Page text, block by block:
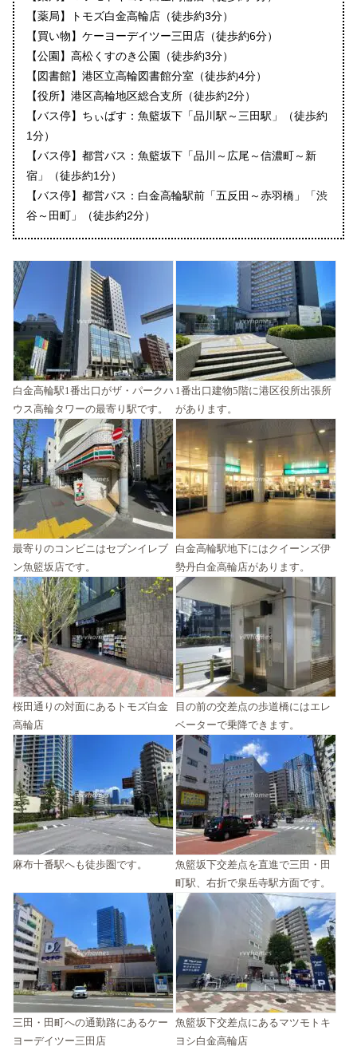
【薬局】トモズ白金高輪店（徒歩約3分）
【買い物】ケーヨーデイツー三田店（徒歩約6分）
【公園】高松くすのき公園（徒歩約3分）
【図書館】港区立高輪図書館分室（徒歩約4分）
【役所】港区高輪地区総合支所（徒歩約2分）
【バス停】ちぃばす：魚籃坂下「品川駅～三田駅」（徒歩約
1分）
【バス停】都営バス：魚籃坂下「品川～広尾～信濃町～新
宿」（徒歩約1分）
【バス停】都営バス：白金高輪駅前「五反田～赤羽橋」「渋
谷～田町」（徒歩約2分）
白金高輪駅1番出口がザ・パークハ
ウス高輪タワーの最寄り駅です。
1番出口建物5階に港区役所出張所
があります。
最寄りのコンビニはセブンイレブ
ン魚籃坂店です。
白金高輪駅地下にはクイーンズ伊
勢丹白金高輪店があります。
桜田通りの対面にあるトモズ白金
高輪店
目の前の交差点の歩道橋にはエレ
ベーターで乗降できます。
麻布十番駅へも徒歩圏です。
魚籃坂下交差点を直進で三田・田
町駅、右折で泉岳寺駅方面です。
三田・田町への通勤路にあるケー
ヨーデイツー三田店
魚籃坂下交差点にあるマツモトキ
ヨシ白金高輪店